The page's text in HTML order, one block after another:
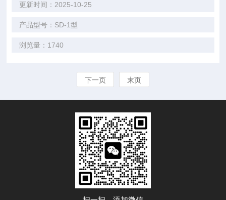
更新时间：2025-10-25
产品型号：SD-1型
浏览量：1740
下一页 末页